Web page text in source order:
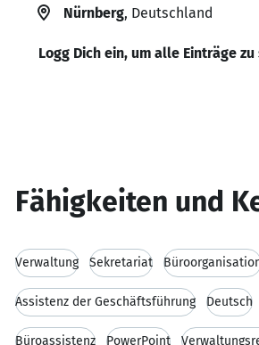
Nürnberg, Deutschland
Logg Dich ein, um alle Einträge zu
Fähigkeiten und
Verwaltung Sekretariat
Assistenz der Geschäftsführung Deutsch
Büroassistenz PowerPoint